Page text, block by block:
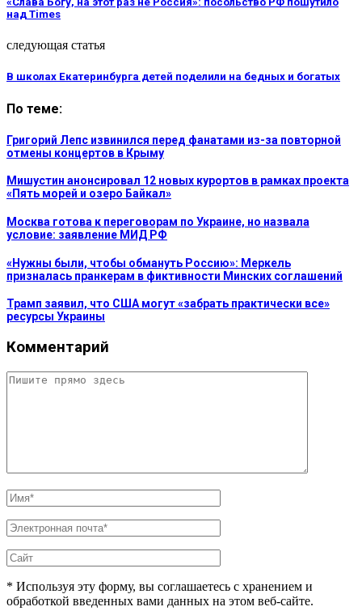
над Times
следующая статья
В школах Екатеринбурга детей поделили на бедных и богатых
По теме:
Григорий Лепс извинился перед фанатами из-за повторной
отмены концертов в Крыму
Мишустин анонсировал 12 новых курортов в рамках проекта
«Пять морей и озеро Байкал»
Москва готова к переговорам по Украине, но назвала
условие: заявление МИД РФ
«Нужны были, чтобы обмануть Россию»: Меркель
призналась пранкерам в фиктивности Минских соглашений
Трамп заявил, что США могут «забрать практически все»
ресурсы Украины
Комментарий
* Используя эту форму, вы соглашаетесь с хранением и
обработкой введенных вами данных на этом веб-сайте.